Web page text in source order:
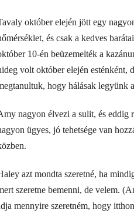
október elején jött egy
és csak a kedves
10-én beüzemelték a
volt október elején esténként,
hogy hálásak legyünk
nagyon élvezi a sulit, és eddig
ügyes, jó tehetsége van
azt mondta szeretné, ha
szeretne bemenni, de velem.
mennyire szeretném, hogy